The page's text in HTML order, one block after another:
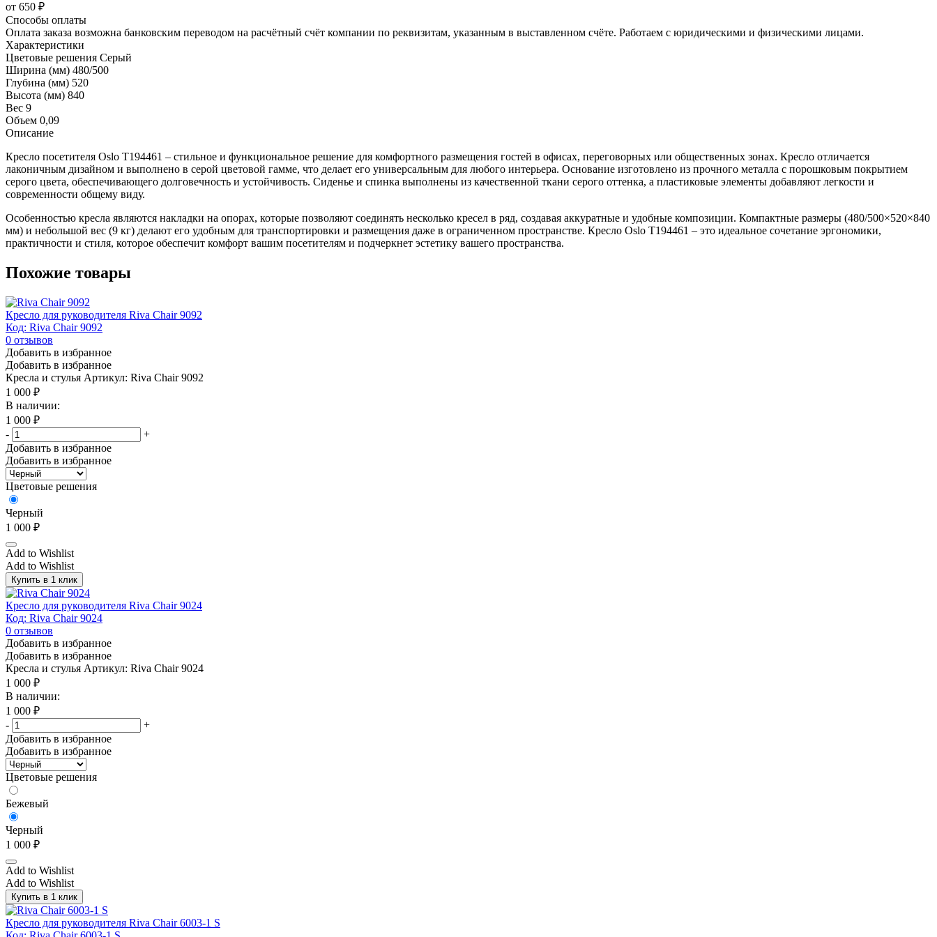
от 650 ₽
Способы оплаты
Оплата заказа возможна банковским переводом на расчётный счёт компании по реквизитам, указанным в выставленном счёте. Работаем с юридическими и физическими лицами.
Характеристики
Цветовые решения Серый
Ширина (мм) 480/500
Глубина (мм) 520
Высота (мм) 840
Вес 9
Объем 0,09
Описание
Кресло посетителя Oslo Т194461 – стильное и функциональное решение для комфортного размещения гостей в офисах, переговорных или общественных зонах. Кресло отличается
лаконичным дизайном и выполнено в серой цветовой гамме, что делает его универсальным для любого интерьера. Основание изготовлено из прочного металла с порошковым покрытием
серого цвета, обеспечивающего долговечность и устойчивость. Сиденье и спинка выполнены из качественной ткани серого оттенка, а пластиковые элементы добавляют легкости и
современности общему виду.
Особенностью кресла являются накладки на опорах, которые позволяют соединять несколько кресел в ряд, создавая аккуратные и удобные композиции. Компактные размеры (480/500×520×840
мм) и небольшой вес (9 кг) делают его удобным для транспортировки и размещения даже в ограниченном пространстве. Кресло Oslo Т194461 – это идеальное сочетание эргономики,
практичности и стиля, которое обеспечит комфорт вашим посетителям и подчеркнет эстетику вашего пространства.
Похожие товары
Кресло для руководителя Riva Chair 9092
Код: Riva Chair 9092
0 отзывов
Добавить в избранное
Добавить в избранное
Кресла и стулья Артикул: Riva Chair 9092
1 000 ₽
В наличии:
1 000 ₽
-
+
Добавить в избранное
Добавить в избранное
Цветовые решения
Черный
1 000 ₽
Add to Wishlist
Add to Wishlist
Купить в 1 клик
Кресло для руководителя Riva Chair 9024
Код: Riva Chair 9024
0 отзывов
Добавить в избранное
Добавить в избранное
Кресла и стулья Артикул: Riva Chair 9024
1 000 ₽
В наличии:
1 000 ₽
-
+
Добавить в избранное
Добавить в избранное
Цветовые решения
Бежевый
Черный
1 000 ₽
Add to Wishlist
Add to Wishlist
Купить в 1 клик
Кресло для руководителя Riva Chair 6003-1 S